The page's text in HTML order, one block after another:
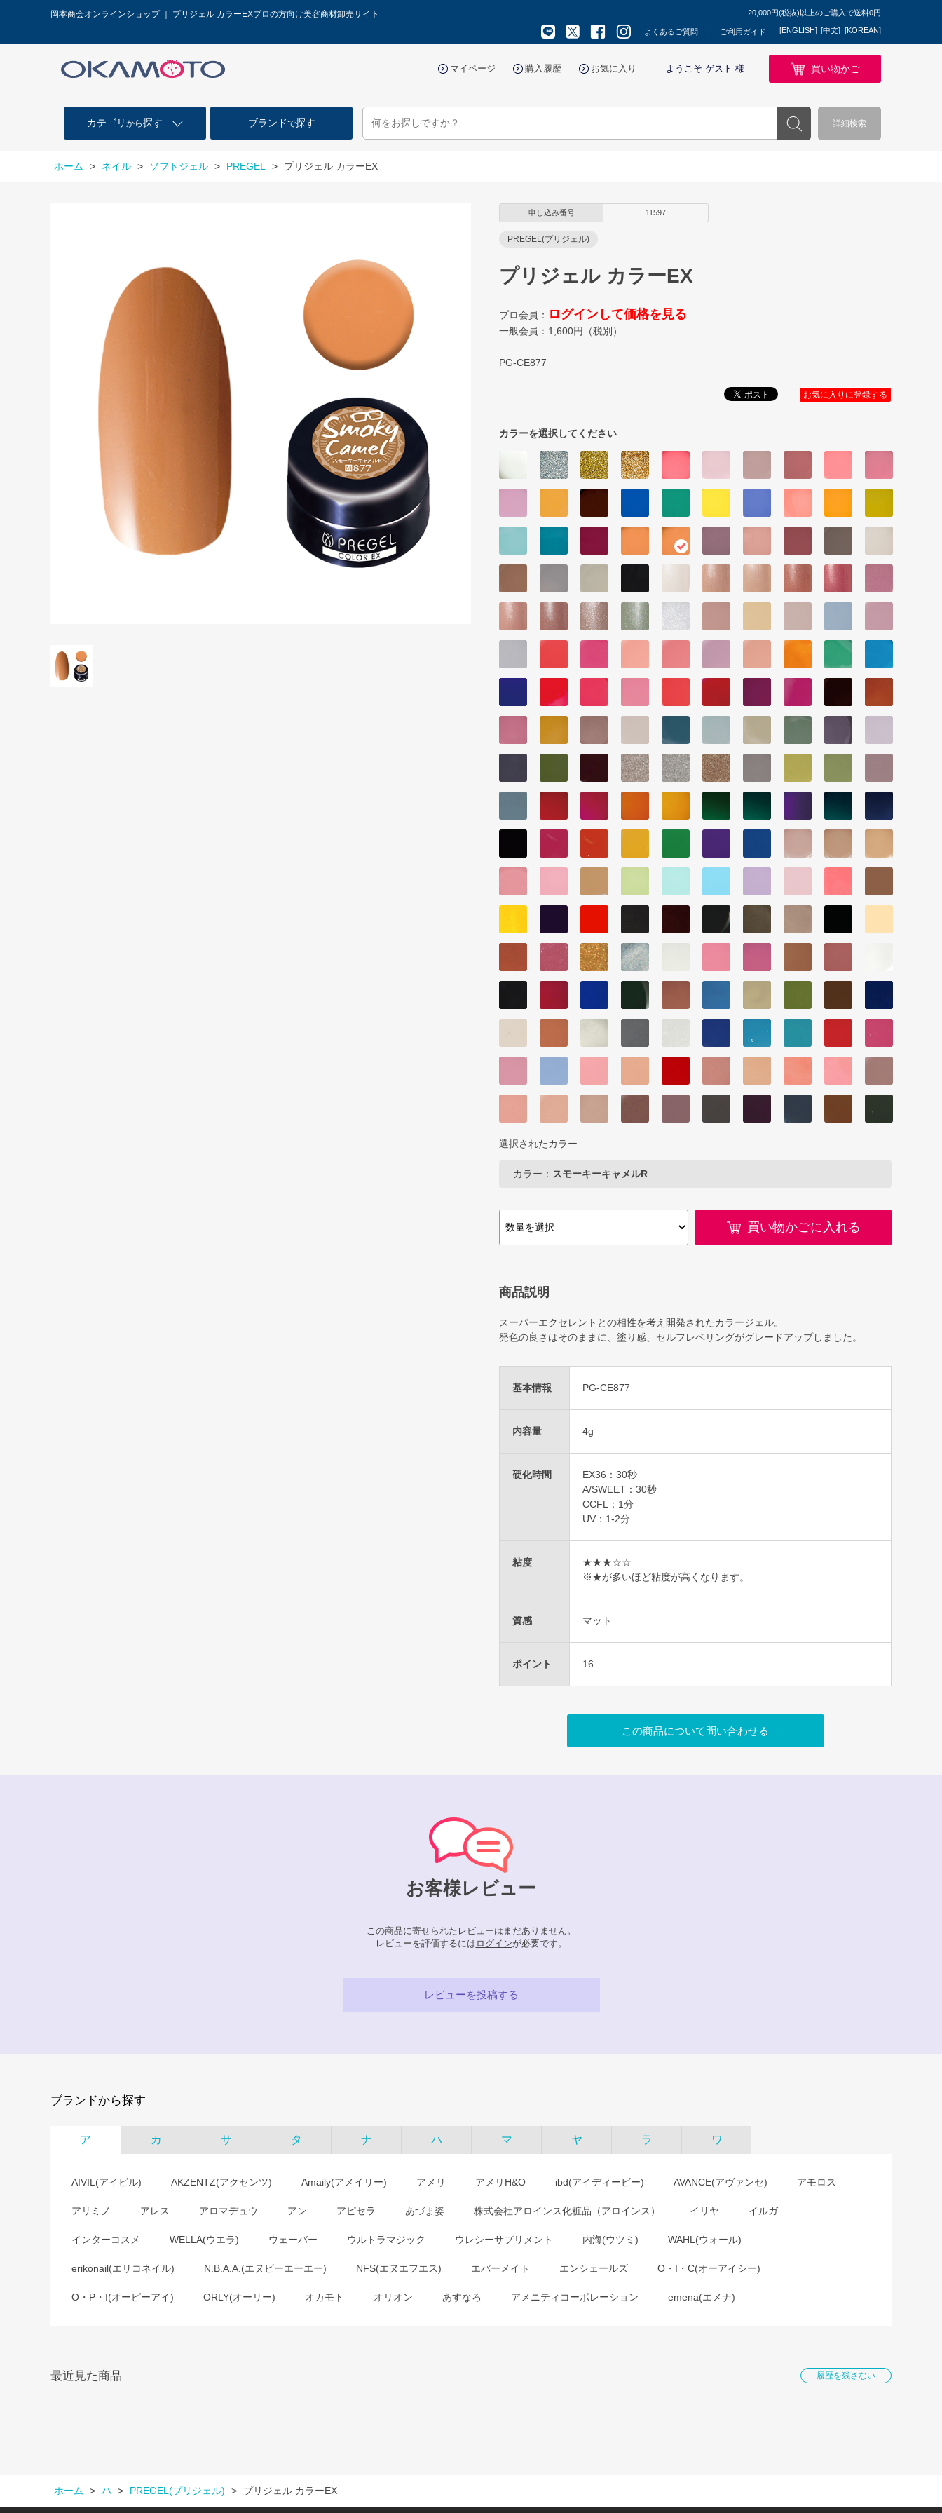
岡本商会オンラインショップ ｜ プリジェル カラーEXプロの方向け美容商材卸売サイト 20,000円(税抜)以上のご購入で送料0円
よくあるご質問 ご利用ガイド [ENGLISH] [中文] [KOREAN]
マイページ 購入履歴 お気に入り ようこそ ゲスト 様 買い物かご
カテゴリ から探す ブランドで探す 詳細検索
ホーム > ネイル > ソフトジェル > PREGEL > プリジェル カラーEX
申し込み番号 11597
PREGEL(プリジェル)
プリジェル カラーEX
プロ会員： ログインして価格を見る
一般会員： 1,600円（税別）
PG-CE877
お気に入りに登録する
カラーを選択してください
選択されたカラー
カラー： スモーキーキャメルR
買い物かごに入れる
商品説明
スーパーエクセレントとの相性を考え開発されたカラージェル。
発色の良さはそのままに、塗り感、セルフレベリングがグレードアップしました。
基本情報 PG-CE877
内容量 4g
硬化時間
EX36：30秒
A/SWEET：30秒
CCFL：1分
UV：1-2分
粘度
★★★☆☆
※★が多いほど粘度が高くなります。
質感 マット
ポイント 16
この商品について問い合わせる
お客様レビュー
この商品に寄せられたレビューはまだありません。
レビューを評価するには ログインが必要です。
レビューを投稿する
ブランドから探す
ア カ サ タ ナ ハ マ ヤ ラ ワ
AIVIL(アイビル) AKZENTZ(アクセンツ) Amaily(アメイリー) アメリ アメリH&O ibd(アイディービー) AVANCE(アヴァンセ) アモロス
アリミノ アレス アロマデュウ アン アピセラ あづま姿 株式会社アロインス化粧品（アロインス） イリヤ イルガ
インターコスメ WELLA(ウエラ) ウェーバー ウルトラマジック ウレシーサプリメント 内海(ウツミ) WAHL(ウォール)
erikonail(エリコネイル) N.B.A.A.(エヌビーエーエー) NFS(エヌエフエス) エバーメイト エンシェールズ O・I・C(オーアイシー)
O・P・I(オーピーアイ) ORLY(オーリー) オカモト オリオン あすなろ アメニティコーポレーション emena(エメナ)
最近見た商品 履歴を残さない
ホーム > ハ > PREGEL(プリジェル) > プリジェル カラーEX